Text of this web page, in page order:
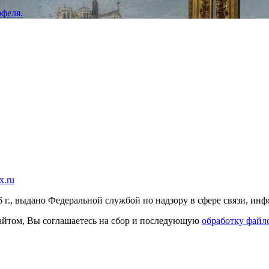
Федеральной службой по надзору в сфере связи,
Вы соглашаетесь на сбор и последующую обработку